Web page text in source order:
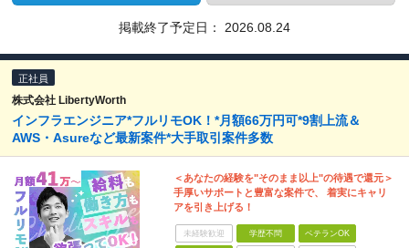
掲載終了予定日： 2026.08.24
正社員
株式会社 LibertyWorth
インフラエンジニア*フルリモOK！*月額66万円可*9割上流＆
AWS・Asureなど最新案件*大手取引案件多数
＜あなたの経験を"そのまま以上"の待遇で還元＞
手厚いサポートと豊富な案件で、 着実にキャリ
アを引き上げる！
未経験歓迎 学歴不問 ベテランOK